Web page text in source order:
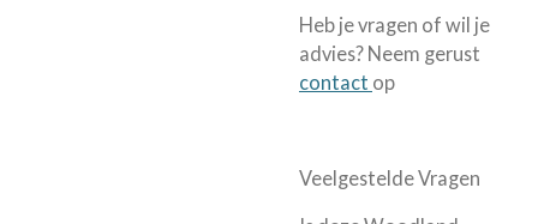
Heb je vragen of wil je
advies? Neem gerust
contact op
Veelgestelde Vragen